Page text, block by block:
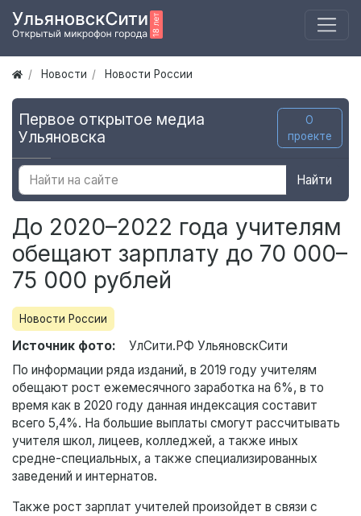
Новости Новости России
Первое открытое медиа
Ульяновска
О
проекте
Найти
До 2020–2022 года учителям
обещают зарплату до 70 000–
75 000 рублей
Новости России
Источник фото:
УлСити.РФ УльяновскСити
По информации ряда изданий, в 2019 году учителям
обещают рост ежемесячного заработка на 6%, в то
время как в 2020 году данная индексация составит
всего 5,4%. На большие выплаты смогут рассчитывать
учителя школ, лицеев, колледжей, а также иных
средне-специальных, а также специализированных
заведений и интернатов.
Также рост зарплат учителей произойдет в связи с